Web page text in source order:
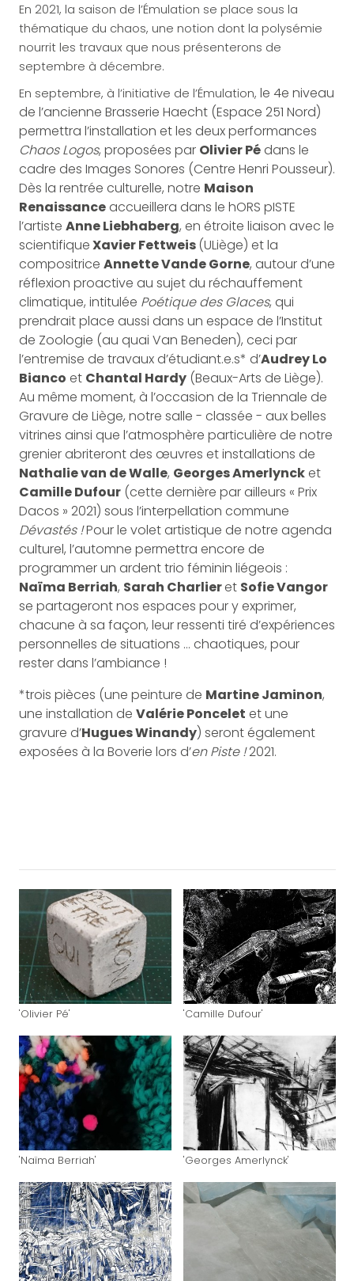
En 2021, la saison de l’Émulation se place sous la
thématique du chaos, une notion dont la polysémie
nourrit les travaux que nous présenterons de
septembre à décembre.
En septembre, à l’initiative de l’Émulation, le 4e niveau
de l’ancienne Brasserie Haecht (Espace 251 Nord)
permettra l’installation et les deux performances
Chaos Logos, proposées par Olivier Pédans le
cadre des Images Sonores (Centre Henri Pousseur).
Dès la rentrée culturelle, notre Maison
Renaissanceaccueillera dans le hORS pISTE
l’artiste Anne Liebhaberg, en étroite liaison avec le
scientifiqueXavier Fettweis(ULiège) et la
compositrice Annette Vande Gorne, autour d’une
réflexion proactive au sujet du réchauffement
climatique, intitulée Poétique des Glaces, qui
prendrait place aussi dans un espace de l’Institut
de Zoologie (au quai Van Beneden), ceci par
l’entremise de travaux d’étudiant.e.s* d’Audrey Lo
Bianco et Chantal Hardy(Beaux-Arts de Liège).
Au même moment, à l’occasion de la Triennale de
Gravure de Liège, notre salle - classée - aux belles
vitrines ainsi que l’atmosphère particulière de notre
grenier abriteront des œuvres et installations de
Nathalie van de Walle, Georges Amerlyncket
Camille Dufour(cette dernière par ailleurs « Prix
Dacos » 2021) sous l’interpellation commune
Dévastés !Pour le volet artistique de notre agenda
culturel, l’automne permettra encore de
programmer un ardent trio féminin liégeois :
Naïma Berriah, Sarah Charlieret Sofie Vangor
se partageront nos espaces pour y exprimer,
chacune à sa façon, leur ressenti tiré d’expériences
personnelles de situations … chaotiques, pour
rester dans l’ambiance !
*trois pièces (une peinture de Martine Jaminon,
une installation de Valérie Poncelet et une
gravure d’Hugues Winandy) seront également
exposées à la Boverie lors d’en Piste !2021.
'Olivier Pé' 'Camille Dufour'
'Naïma Berriah' 'Georges Amerlynck'